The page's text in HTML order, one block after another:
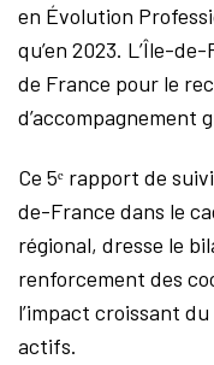
en Évolution
qu’en 2023. L’Île-
de France pour le
Ce 5ᵉ rapport de
de-France dans le
régional, dresse le
renforcement des
l’impact croissant
actifs.